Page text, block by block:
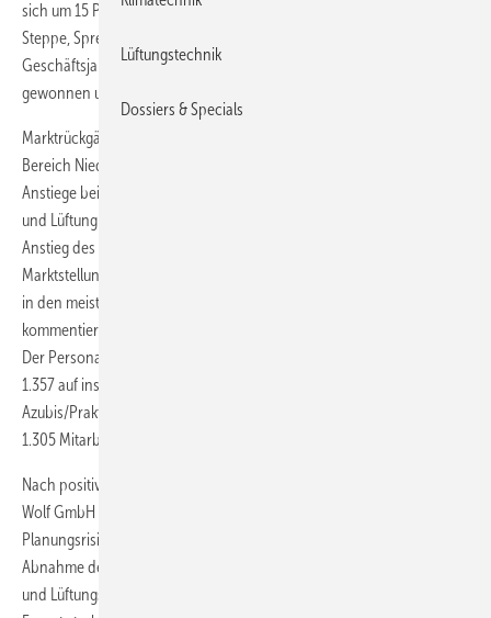
sich um 15 Prozent (IFRS). Entsprechend positiv blickt Bernhard
Steppe, Sprecher der Geschäftsleitung auf das abgelaufene
Geschäftsjahr zurück: Wir haben in Deutschland Marktanteile
gewonnen und auch in einigen Exportländern deutlich zugelegt.
Marktrückgänge in einzelnen Segmenten, wie beispielsweise im
Bereich Niedertemperaturkessel (-19 Prozent), konnten durch die
Anstiege bei Gas-Brennwert (+8 Prozent), Biomasse (+19 Prozent)
und Lüftung (+10 Prozent) kompensiert werden. Mit dem erneuten
Anstieg des Großhandelsanteils konnten wir zudem unsere
Marktstellung im Heizungsbereich weiter ausbauen und verzeichnen
in den meisten Produktlinien weiterhin Zuwächse an Marktanteilen,
kommentiert Bernhard Steppe.
Der Personalstand der Wolf GmbH wuchs 2012 im Durchschnitt von
1.357 auf insgesamt 1.408 Beschäftigte. Die Stammbelegschaft (ohne
Azubis/Praktikanten) wurde im Stichtagsvergleich um 38 Personen auf
1.305 Mitarbeiter erhöht.
Nach positiver Geschäftsentwicklung im ersten Quartal 2013 bleibt die
Wolf GmbH für das laufende Geschäftsjahr vorsichtig optimistisch. Als
Planungsrisiko verbleibt die durch die erneute Finanzkrise ausgelöste
Abnahme der Investitionstätigkeit in der Bauwirtschaft, die den Klima-
und Lüftungssektor, aber auch das Heizungs-Projektgeschäft im
Lüftungstechnik
Dossiers & Specials